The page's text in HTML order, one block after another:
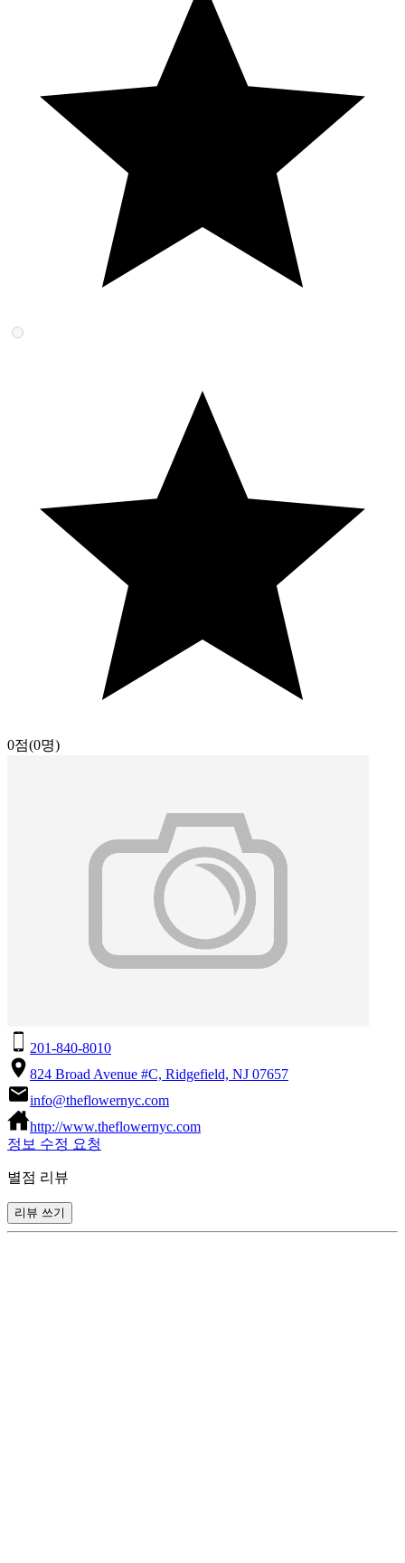
0점(0명)
201-840-8010
824 Broad Avenue #C, Ridgefield, NJ 07657
info@theflowernyc.com
http://www.theflowernyc.com
정보 수정 요청
별점 리뷰
리뷰 쓰기